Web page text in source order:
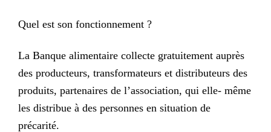
Quel est son fonctionnement ?
La Banque alimentaire collecte gratuitement auprès
des producteurs, transformateurs et distributeurs des
produits, partenaires de l’association, qui elle- même
les distribue à des personnes en situation de
précarité.